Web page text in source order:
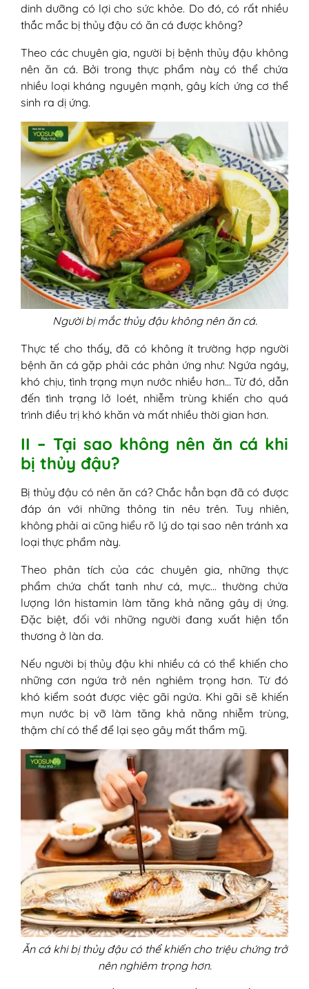
dinh dưỡng có lợi cho sức khỏe. Do đó, có rất nhiều
thắc mắc bị thủy đậu có ăn cá được không?
Theo các chuyên gia, người bị bệnh thủy đậu không
nên ăn cá. Bởi trong thực phẩm này có thể chứa
nhiều loại kháng nguyên mạnh, gây kích ứng cơ thể
sinh ra dị ứng.
Người bị mắc thủy đậu không nên ăn cá.
Thực tế cho thấy, đã có không ít trường hợp người
bệnh ăn cá gặp phải các phản ứng như: Ngứa ngáy,
khó chịu, tình trạng mụn nước nhiều hơn… Từ đó, dẫn
đến tình trạng lở loét, nhiễm trùng khiến cho quá
trình điều trị khó khăn và mất nhiều thời gian hơn.
II – Tại sao không nên ăn cá khi
bị thủy đậu?
Bị thủy đậu có nên ăn cá? Chắc hẳn bạn đã có được
đáp án với những thông tin nêu trên. Tuy nhiên,
không phải ai cũng hiểu rõ lý do tại sao nên tránh xa
loại thực phẩm này.
Theo phân tích của các chuyên gia, những thực
phẩm chứa chất tanh như cá, mực… thường chứa
lượng lớn histamin làm tăng khả năng gây dị ứng.
Đặc biệt, đối với những người đang xuất hiện tổn
thương ở làn da.
Nếu người bị thủy đậu khi nhiều cá có thể khiến cho
những cơn ngứa trở nên nghiêm trọng hơn. Từ đó
khó kiểm soát được việc gãi ngứa. Khi gãi sẽ khiến
mụn nước bị vỡ làm tăng khả năng nhiễm trùng,
thậm chí có thể để lại sẹo gây mất thẩm mỹ.
Ăn cá khi bị thủy đậu có thể khiến cho triệu chứng trở
nên nghiêm trọng hơn.